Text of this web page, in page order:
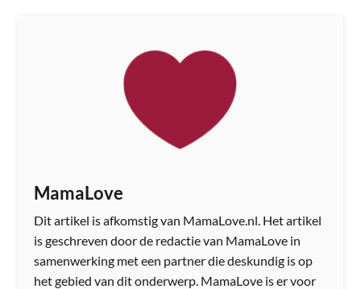
MamaLove
Dit artikel is afkomstig van MamaLove.nl. Het artikel
is geschreven door de redactie van MamaLove in
samenwerking met een partner die deskundig is op
het gebied van dit onderwerp. MamaLove is er voor